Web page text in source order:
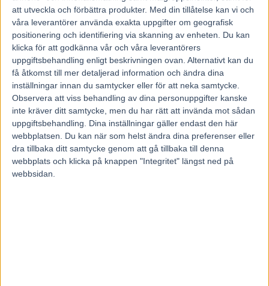
att utveckla och förbättra produkter. Med din tillåtelse kan vi och
våra leverantörer använda exakta uppgifter om geografisk
positionering och identifiering via skanning av enheten. Du kan
klicka för att godkänna vår och våra leverantörers
uppgiftsbehandling enligt beskrivningen ovan. Alternativt kan du
få åtkomst till mer detaljerad information och ändra dina
inställningar innan du samtycker eller för att neka samtycke.
Observera att viss behandling av dina personuppgifter kanske
inte kräver ditt samtycke, men du har rätt att invända mot sådan
uppgiftsbehandling. Dina inställningar gäller endast den här
webbplatsen. Du kan när som helst ändra dina preferenser eller
dra tillbaka ditt samtycke genom att gå tillbaka till denna
webbplats och klicka på knappen "Integritet" längst ned på
webbsidan.
ett bra spår, kommenterar Wäjersten apropå det perfekta
utgångsläget.
– Det är en väldigt fin häst som var bra senast men det är
ett tufft lopp så det blir positioner som avgör, fortsätter
Bergsåkerstränaren.
Han har tidigare tackat nej till att försvara fjolårssegern i
Hugo Åbergs Memorial med sin andra stjärna Borups
Victory, som istället siktas mot Sundsvall Open Trot och
därefter väntar troligen ett Frankrike-äventyr i vinter.
Det återstår att se om det istället blir Gio Cash som blir
Wäjerstens vapen i det anrika sprinterloppet på Jägersro